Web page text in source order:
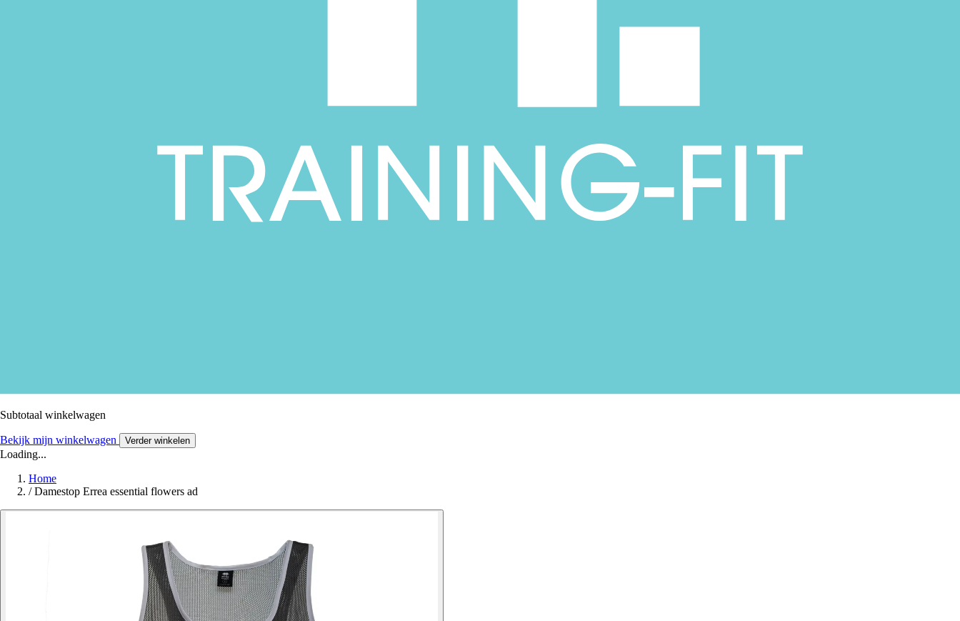
Subtotaal winkelwagen
Bekijk mijn winkelwagen Verder winkelen
Loading...
Home
/ Damestop Errea essential flowers ad